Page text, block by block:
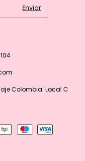
Colombia. Local C